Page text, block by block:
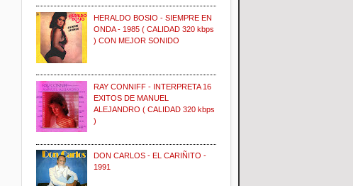
HERALDO BOSIO - SIEMPRE EN
ONDA - 1985 ( CALIDAD 320 kbps
) CON MEJOR SONIDO
RAY CONNIFF - INTERPRETA 16
EXITOS DE MANUEL
ALEJANDRO ( CALIDAD 320 kbps
)
DON CARLOS - EL CARIÑITO -
1991